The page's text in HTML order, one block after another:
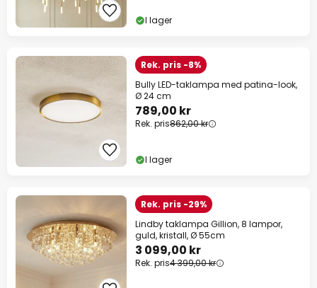
I lager
Rek. pris -8%
Bully LED-taklampa med patina-look,
Ø 24 cm
789,00 kr
Rek. pris862,00 kr
I lager
Rek. pris -29%
Lindby taklampa Gillion, 8 lampor,
guld, kristall, Ø 55cm
3 099,00 kr
Rek. pris4 399,00 kr